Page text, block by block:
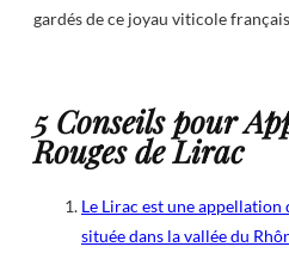
gardés de ce joyau viticole
5 Conseils pour
Rouges de Lirac
Le Lirac est une
située dans la vallée du